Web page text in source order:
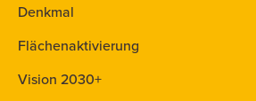
Denkmal
Flächenaktivierung
Vision 2030+